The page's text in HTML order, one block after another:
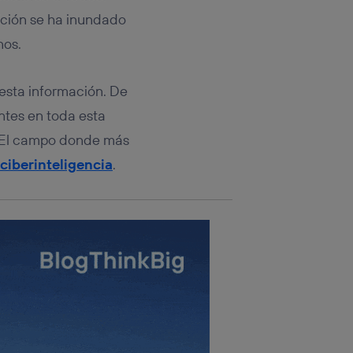
se ha inundado
información. De
en toda esta
campo donde más
.
se
la parte
.